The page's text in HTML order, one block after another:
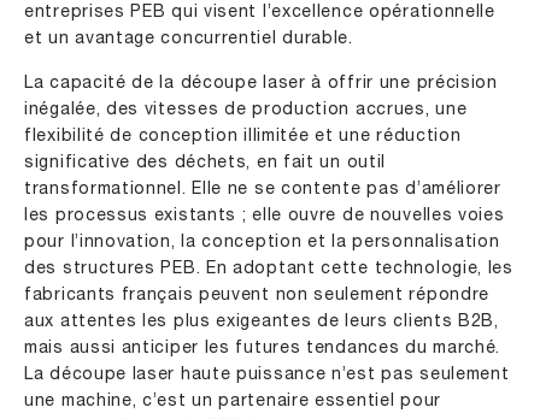
entreprises PEB qui visent l’excellence opérationnelle
et un avantage concurrentiel durable.
La capacité de la découpe laser à offrir une précision
inégalée, des vitesses de production accrues, une
flexibilité de conception illimitée et une réduction
significative des déchets, en fait un outil
transformationnel. Elle ne se contente pas d’améliorer
les processus existants ; elle ouvre de nouvelles voies
pour l’innovation, la conception et la personnalisation
des structures PEB. En adoptant cette technologie, les
fabricants français peuvent non seulement répondre
aux attentes les plus exigeantes de leurs clients B2B,
mais aussi anticiper les futures tendances du marché.
La découpe laser haute puissance n’est pas seulement
une machine, c’est un partenaire essentiel pour